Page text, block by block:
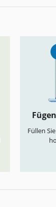
Füllen